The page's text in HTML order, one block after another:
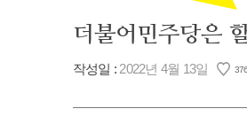
더불어민주당은
작성일 : 2022년 4월 13일 376